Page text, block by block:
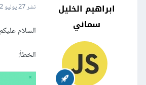
ابراهيم الخليل
سماني
نشر27 يوليو 2022
السلام
الخطأ: